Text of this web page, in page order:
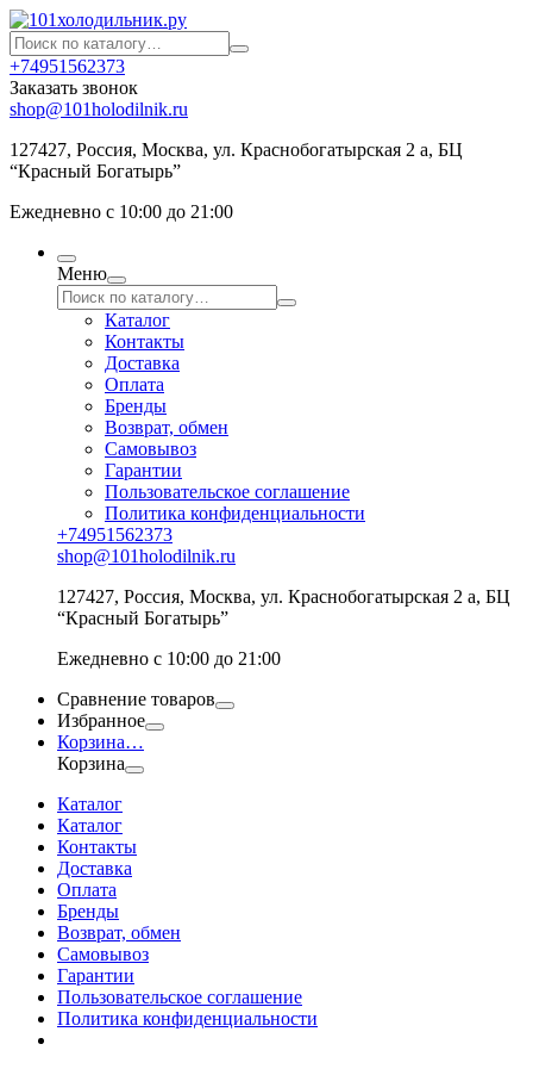
+74951562373
Заказать звонок
shop@101holodilnik.ru
127427, Россия, Москва, ул. Краснобогатырская 2 а, БЦ
“Красный Богатырь”
Ежедневно с 10:00 до 21:00
Меню
Каталог
Контакты
Доставка
Оплата
Бренды
Возврат, обмен
Самовывоз
Гарантии
Пользовательское соглашение
Политика конфиденциальности
+74951562373
shop@101holodilnik.ru
127427, Россия, Москва, ул. Краснобогатырская 2 а, БЦ
“Красный Богатырь”
Ежедневно с 10:00 до 21:00
Сравнение товаров
Избранное
Корзина…
Корзина
Каталог
Каталог
Контакты
Доставка
Оплата
Бренды
Возврат, обмен
Самовывоз
Гарантии
Пользовательское соглашение
Политика конфиденциальности